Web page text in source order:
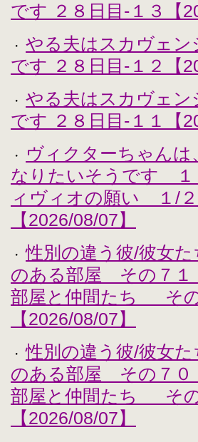
です ２８日目-１３【
・
やる夫はスカヴェン
です ２８日目-１２【
・
やる夫はスカヴェン
です ２８日目-１１【
・
ヴィクターちゃんは
なりたいそうです
ィヴィオの願い １/２
【2026/08/07】
・
性別の違う彼/彼女
のある部屋 その７
部屋と仲間たち そ
【2026/08/07】
・
性別の違う彼/彼女
のある部屋 その７
部屋と仲間たち そ
【2026/08/07】